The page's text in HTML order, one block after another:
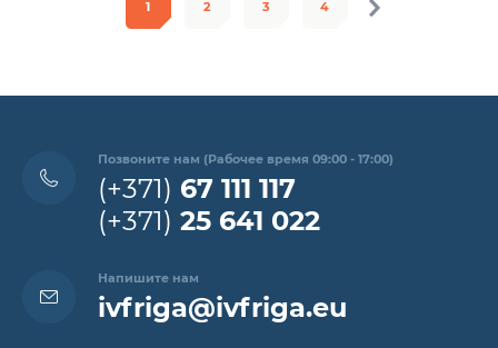
1 2 3 4
Позвоните нам (Рабочее время 09:00 - 17:00)
(+371) 67 111 117
(+371) 25 641 022
Напишите нам
ivfriga@ivfriga.eu